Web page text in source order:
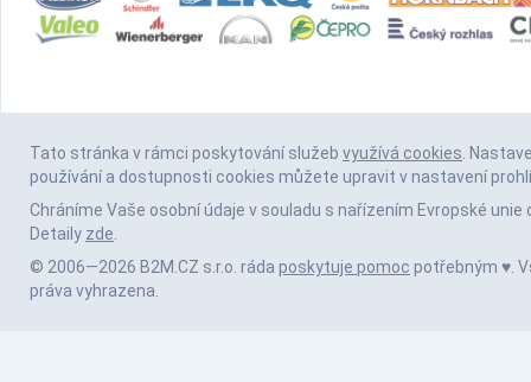
Tato stránka v rámci poskytování služeb využívá cookies.
používání a dostupnosti cookies můžete upravit v nastavení
Chráníme Vaše osobní údaje v souladu s nařízením Evropské unie
Detaily zde.
© 2006—2026 B2M.CZ s.r.o. ráda poskytuje pomoc potřebným ♥️.
práva vyhrazena.